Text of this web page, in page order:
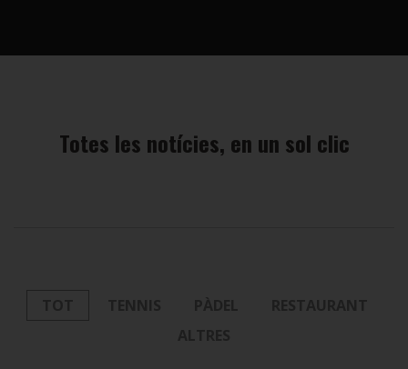
Totes les notícies, en un sol clic